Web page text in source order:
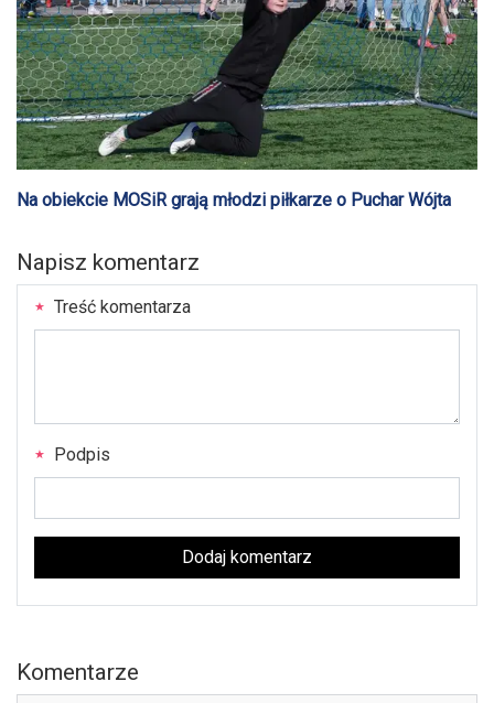
Na obiekcie MOSiR grają młodzi piłkarze o Puchar Wójta
Napisz komentarz
Treść komentarza
Podpis
Dodaj komentarz
Komentarze